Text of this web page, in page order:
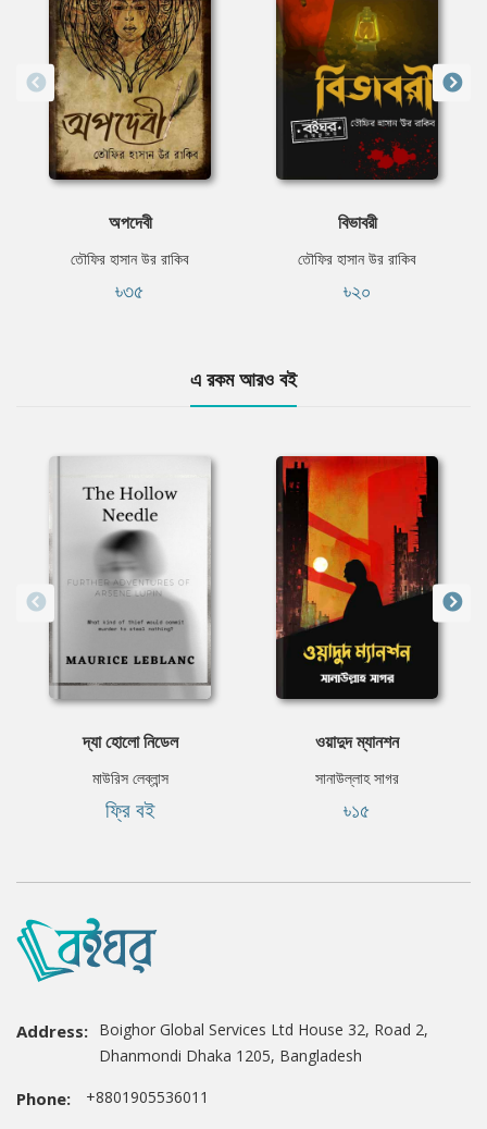
অপদেবী
তৌফির হাসান উর রাকিব
৳৩৫
বিভাবরী
তৌফির হাসান উর রাকিব
৳২০
এ রকম আরও বই
দ্যা হোলো নিডেল
মাউরিস লেব্লান্স
ফ্রি বই
ওয়াদুদ ম্যানশন
সানাউল্লাহ সাগর
৳১৫
Address: Boighor Global Services Ltd House 32, Road 2,
Dhanmondi Dhaka 1205, Bangladesh
Phone: +8801905536011